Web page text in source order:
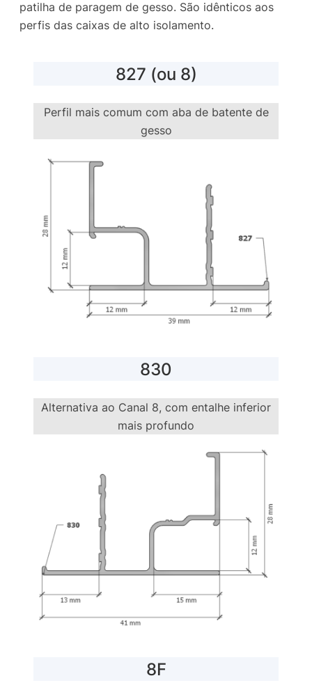
patilha de paragem de gesso. São idênticos aos
perfis das caixas de alto isolamento.
827 (ou 8)
Perfil mais comum com aba de batente de
gesso
830
Alternativa ao Canal 8, com entalhe inferior
mais profundo
8F